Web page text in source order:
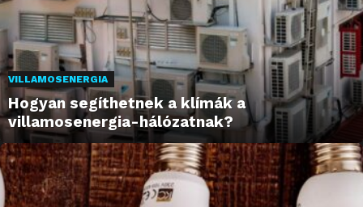
VILLAMOSENERGIA
Hogyan segíthetnek a klímák a
villamosenergia-hálózatnak?